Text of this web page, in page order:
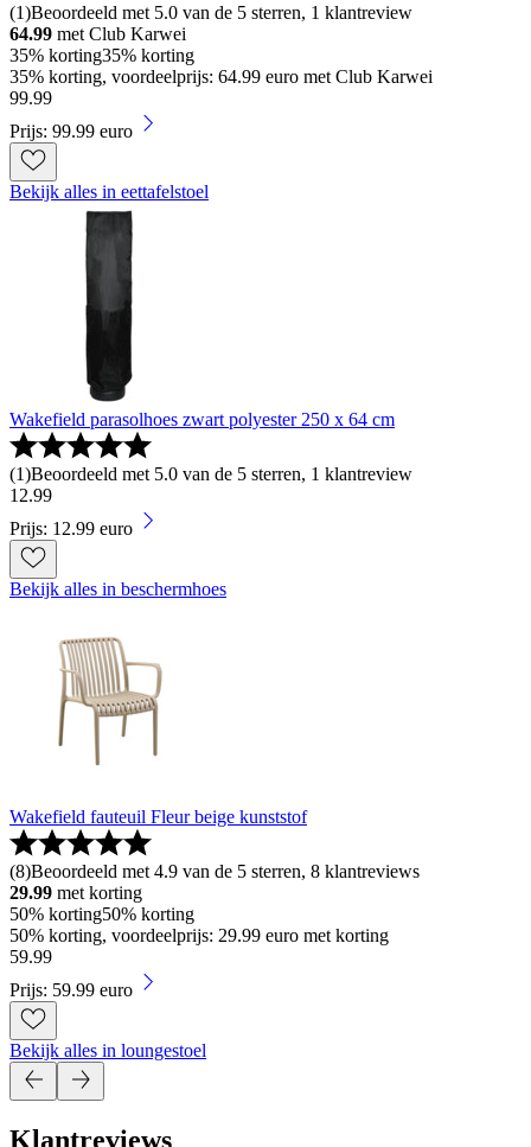
(1)Beoordeeld met 5.0 van de 5 sterren, 1 klantreview
64.99 met Club Karwei
35% korting35% korting
35% korting, voordeelprijs: 64.99 euro met Club Karwei
99.99
Prijs: 99.99 euro
Bekijk alles in eettafelstoel
Wakefield parasolhoes zwart polyester 250 x 64 cm
(1)Beoordeeld met 5.0 van de 5 sterren, 1 klantreview
12.99
Prijs: 12.99 euro
Bekijk alles in beschermhoes
Wakefield fauteuil Fleur beige kunststof
(8)Beoordeeld met 4.9 van de 5 sterren, 8 klantreviews
29.99 met korting
50% korting50% korting
50% korting, voordeelprijs: 29.99 euro met korting
59.99
Prijs: 59.99 euro
Bekijk alles in loungestoel
Klantreviews